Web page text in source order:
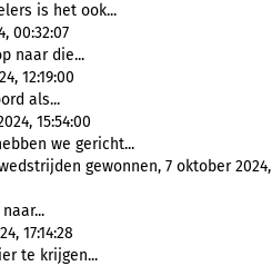
is het ook...
00:32:07
naar die...
12:19:00
als...
15:54:00
we gericht...
gewonnen, 7 oktober 2024,
17:14:28
te krijgen...